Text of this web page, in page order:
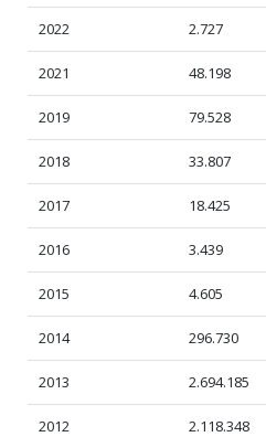
2022 2.727
2021 48.198
2019 79.528
2018 33.807
2017 18.425
2016 3.439
2015 4.605
2014 296.730
2013 2.694.185
2012 2.118.348